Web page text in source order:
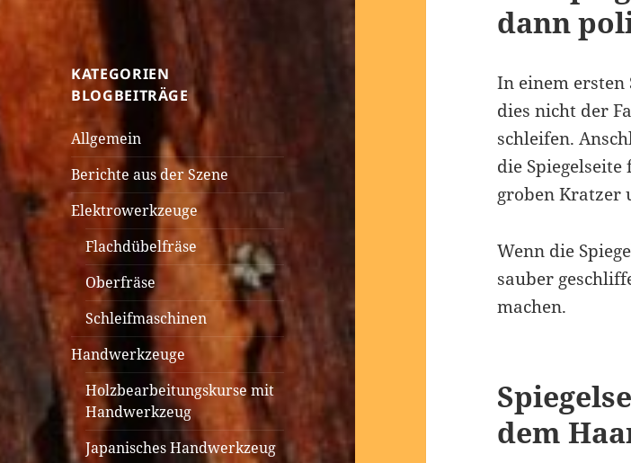
KATEGORIEN
BLOGBEITRÄGE
Allgemein
Berichte aus der Szene
Elektrowerkzeuge
Flachdübelfräse
Oberfräse
Schleifmaschinen
Handwerkzeuge
Holzbearbeitungskurse mit
Handwerkzeug
Japanisches Handwerkzeug
dann
In einem
dies nicht der
schleifen.
die
groben Kratzer
Wenn die
sauber
machen.
dem